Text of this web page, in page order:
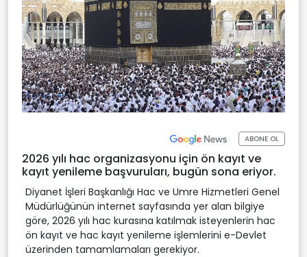
ABONE OL
2026 yılı hac organizasyonu için ön kayıt ve
kayıt yenileme başvuruları, bugün sona eriyor.
Diyanet İşleri Başkanlığı Hac ve Umre Hizmetleri Genel
Müdürlüğünün internet sayfasında yer alan bilgiye
göre, 2026 yılı hac kurasına katılmak isteyenlerin hac
ön kayıt ve hac kayıt yenileme işlemlerini e-Devlet
üzerinden tamamlamaları gerekiyor.